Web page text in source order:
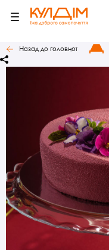
Назад до головної